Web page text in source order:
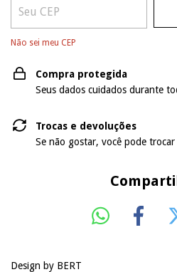
Não sei meu CEP
Compra protegida
Seus dados cuidados durante
Trocas e devoluções
Se não gostar, você pode
Design by BERT